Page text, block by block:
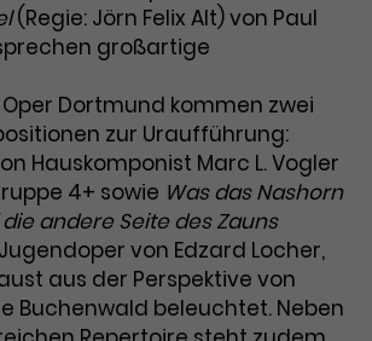
(Regie: Jörn Felix Alt) von Paul
großartige
Dortmund kommen zwei
zur Uraufführung:
Hauskomponist Marc L. Vogler
4+ sowie Was das Nashorn
andere Seite des Zauns
von Edzard Locher,
aus der Perspektive von
Buchenwald beleuchtet. Neben